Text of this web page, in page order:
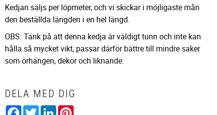
Kedjan säljs per löpmeter, och vi skickar i möjligaste mån
den beställda längden i en hel längd.
OBS: Tänk på att denna kedja är väldigt tunn och inte kan
hålla så mycket vikt, passar därför bättre till mindre saker
som örhängen, dekor och liknande.
DELA MED DIG
Facebook
TwitterLinkedIn